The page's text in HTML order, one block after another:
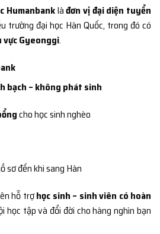
Humanbanklàđơn vị đại diện tuyển
trường đại học Hàn Quốc, trong đó có
vực Gyeonggi.
bạch – không phát sinh
cho học sinh nghèo
sơ đến khi sang Hàn
hỗ trợhọc sinh – sinh viên có hoàn
học tập và đổi đời cho hàng nghìn bạn